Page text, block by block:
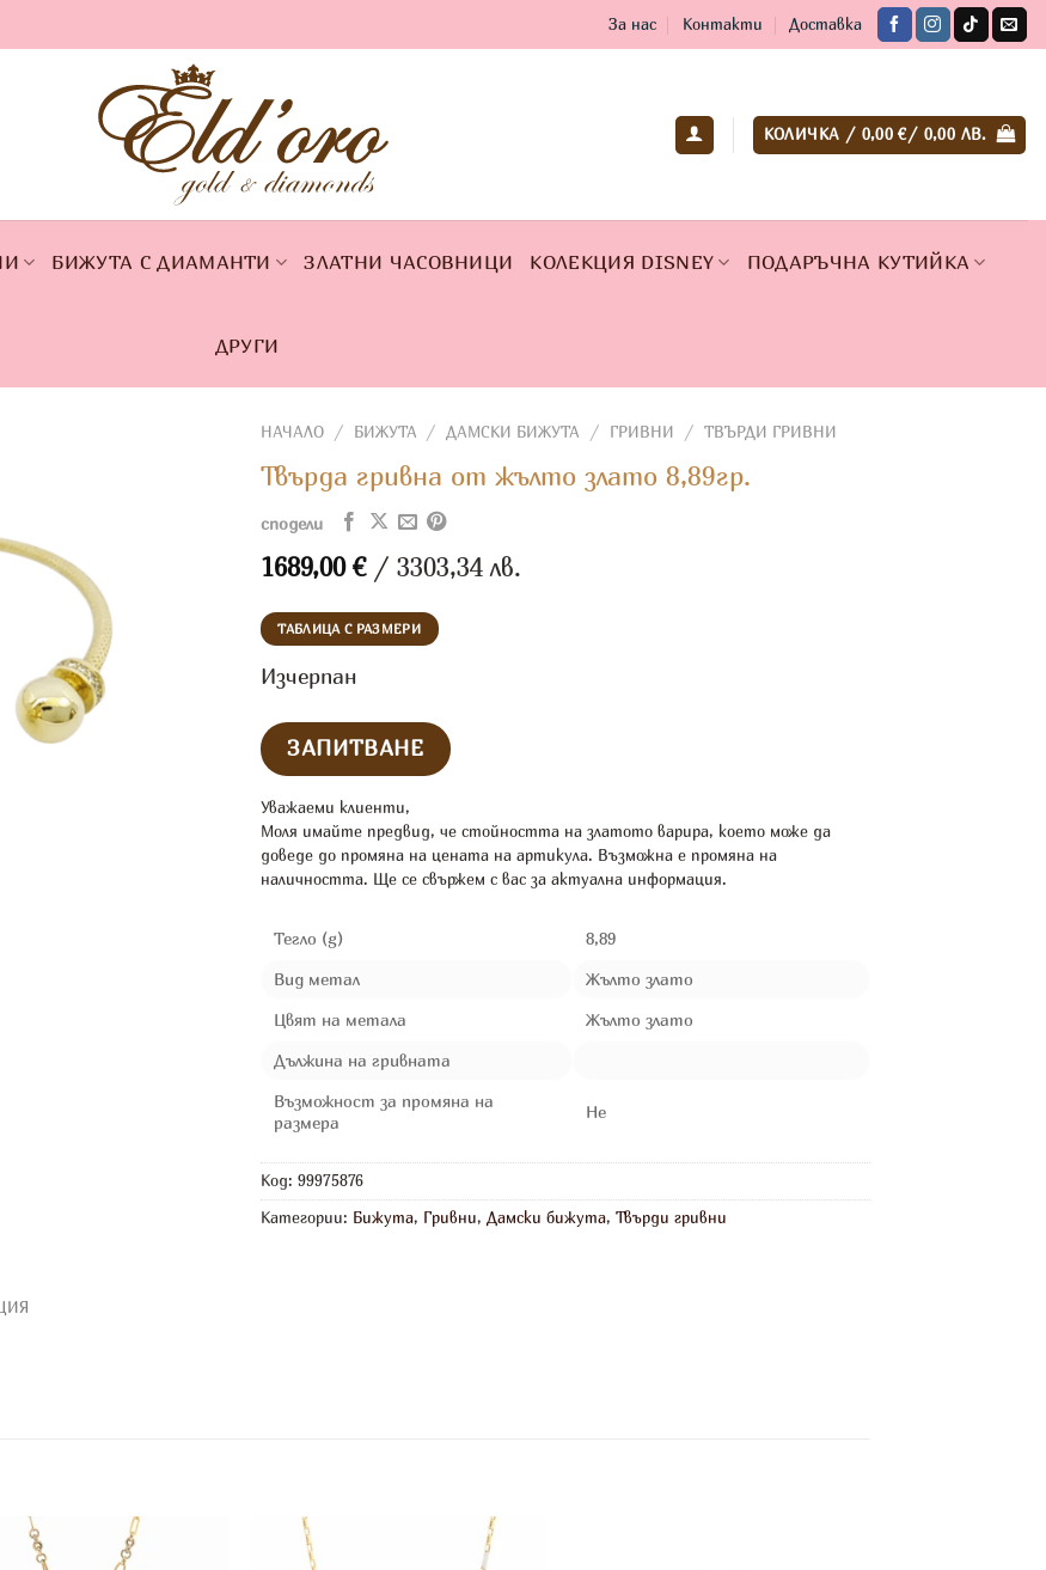
За нас Контакти Доставка
КОЛИЧКА / 0,00€/ 0,00 ЛВ.
БИЖУТА С ДИАМАНТИ ЗЛАТНИ ЧАСОВНИЦИ КОЛЕКЦИЯ DISNEY ПОДАРЪЧНА КУТИЙКА
ДРУГИ
НАЧАЛО / БИЖУТА / ДАМСКИ БИЖУТА / ГРИВНИ / ТВЪРДИ ГРИВНИ
Твърда гривна от жълто злато 8,89гр.
сподели
1689,00 €/ 3303,34 лв.
ТАБЛИЦА С РАЗМЕРИ
Изчерпан
Уважаеми клиенти,
Моля имайте предвид, че стойността на златото варира, което може да
доведе до промяна на цената на артикула. Възможна е промяна на
наличността. Ще се свържем с вас за актуална информация.
Тегло (g)
8,89
Вид метал
Жълто злато
Цвят на метала
Жълто злато
Дължина на гривната
Възможност за промяна на
размера
Не
Код: 99975876
Категории: Бижута, Гривни, Дамски бижута, Твърди гривни